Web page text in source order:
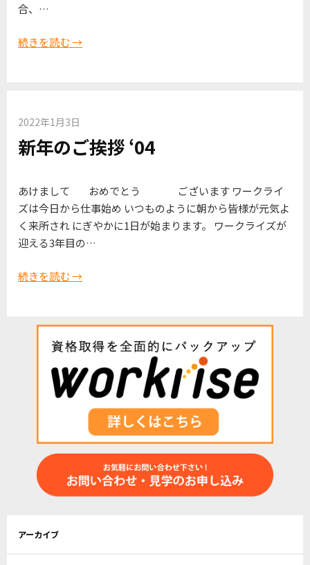
合、…
続きを読む →
2022年1月3日
新年のご挨拶 ‘04
あけまして おめでとう ございます ワークライ
ズは今日から仕事始め いつものように朝から皆様が元気よ
く来所され にぎやかに1日が始まります。 ワークライズが
迎える3年目の…
続きを読む →
アーカイブ